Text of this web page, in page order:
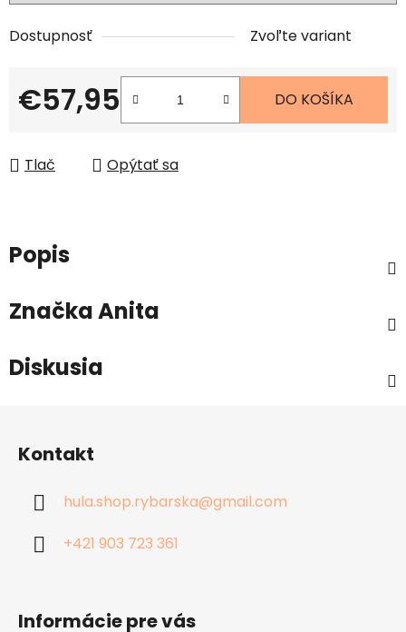
Dostupnosť Zvoľte variant
€57,95
Jednotková cena:
DO KOŠÍKA
Tlač Opýtať sa
Popis
ZnačkaAnita
Diskusia
Kontakt
hula.shop.rybarska@gmail.com
+421 903 723 361
Informácie pre vás